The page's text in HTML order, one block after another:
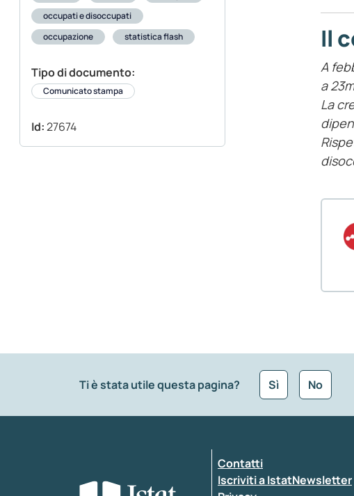
occupati e disoccupati
occupazione
statistica flash
Tipo di documento:
Comunicato stampa
Id:27674
Il
A
a
La
Ti è stata utile questa pagina? Sì No
Inserisci il tuo commento
Contatti
Iscriviti a IstatNewsletter